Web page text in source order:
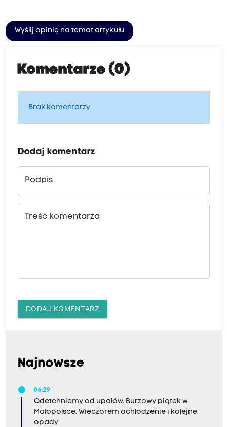
Wyślij opinię na temat artykułu
Komentarze (0)
Brak komentarzy
Dodaj komentarz
Podpis
Treść komentarza
DODAJ KOMENTARZ
Najnowsze
06:29
Odetchniemy od upałów. Burzowy piątek w
Małopolsce. Wieczorem ochłodzenie i kolejne
opady